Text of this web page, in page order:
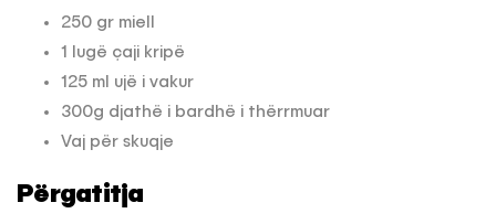
250 gr miell
1 lugë çaji kripë
125 ml ujë i vakur
300g djathë i bardhë i thërrmuar
Vaj për skuqje
Përgatitja